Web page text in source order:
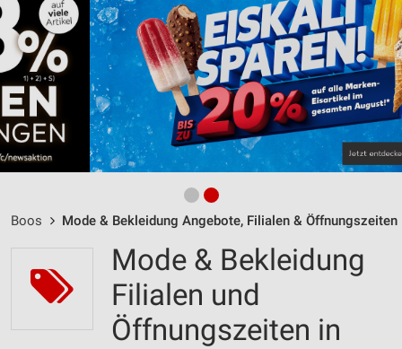
Boos Mode & Bekleidung Angebote, Filialen & Öffnungszeiten
Mode & Bekleidung
Filialen und
Öffnungszeiten in